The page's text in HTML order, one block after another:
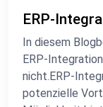
ERP-
In diesem
ERP-
nicht.ERP-
potenzielle